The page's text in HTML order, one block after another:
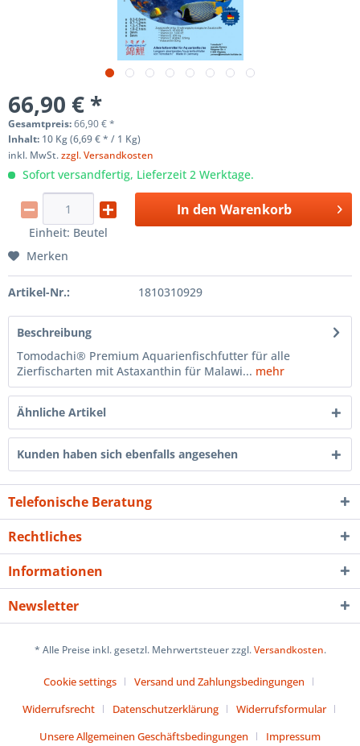
66,90 € *
Gesamtpreis:66,90€*
Inhalt: 10 Kg (6,69 € * / 1 Kg)
inkl. MwSt.zzgl. Versandkosten
Sofort versandfertig, Lieferzeit 2 Werktage.
Einheit: Beutel
In den Warenkorb
Merken
Artikel-Nr.: 1810310929
Beschreibung
Tomodachi® Premium Aquarienfischfutter für alle
Zierfischarten mit Astaxanthin für Malawi... mehr
Ähnliche Artikel
Kunden haben sich ebenfalls angesehen
Telefonische Beratung
Rechtliches
Informationen
Newsletter
* Alle Preise inkl. gesetzl. Mehrwertsteuer zzgl.Versandkosten.
Cookie settings
Versand und Zahlungsbedingungen
Widerrufsrecht
Datenschutzerklärung
Widerrufsformular
Unsere Allgemeinen Geschäftsbedingungen
Impressum